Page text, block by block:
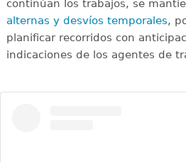
continúan los trabajos, se
alternas y desvíos temporales,
planificar recorridos con
indicaciones de los agentes de